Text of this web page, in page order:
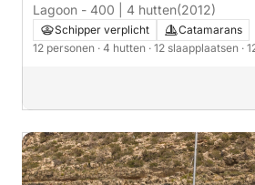
Lagoon - 400 | 4 hutten(2012)
Schipper verplicht
Catamarans
12 personen · 4 hutten · 12 slaapplaatsen ·